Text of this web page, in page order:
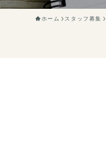
ホーム スタッフ募集